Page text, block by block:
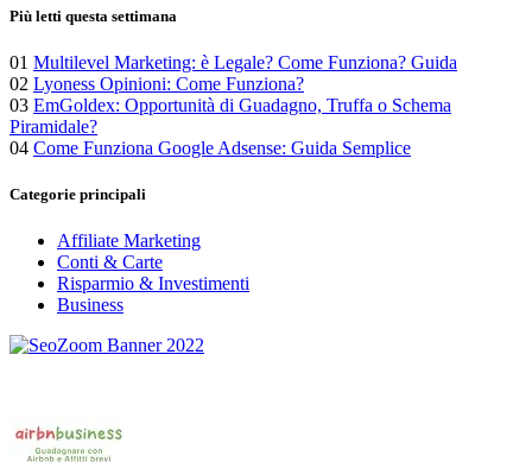
Più letti questa settimana
01 Multilevel Marketing: è Legale? Come Funziona? Guida
02 Lyoness Opinioni: Come Funziona?
03 EmGoldex: Opportunità di Guadagno, Truffa o Schema
Piramidale?
04 Come Funziona Google Adsense: Guida Semplice
Categorie principali
Affiliate Marketing
Conti & Carte
Risparmio & Investimenti
Business